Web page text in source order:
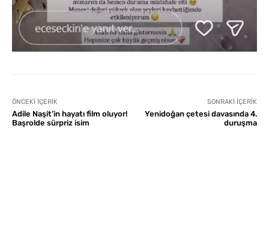
ÖNCEKI İÇERIK
Adile Naşit’in hayatı film oluyor!
Başrolde sürpriz isim
SONRAKI İÇERIK
Yenidoğan çetesi davasında 4.
duruşma